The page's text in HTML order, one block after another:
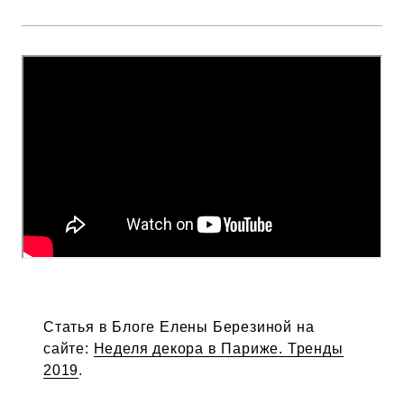
Статья в Блоге Елены Березиной на
сайте: Неделя декора в Париже. Тренды
2019.